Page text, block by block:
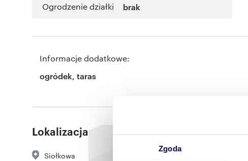
Zgoda
Ogrodzenie działki brak
Informacje dodatkowe:
ogródek, taras
Lokalizacja
Siołkowa